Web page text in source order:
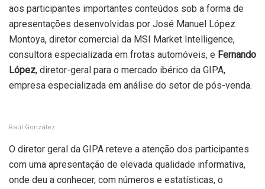
aos participantes importantes conteúdos sob a forma de
apresentações desenvolvidas por José Manuel López
Montoya, diretor comercial da MSI Market Intelligence,
consultora especializada em frotas automóveis, e Fernando
López, diretor-geral para o mercado ibérico da GIPA,
empresa especializada em análise do setor de pós-venda.
Raúl González
O diretor geral da GIPA reteve a atenção dos participantes
com uma apresentação de elevada qualidade informativa,
onde deu a conhecer, com números e estatísticas, o